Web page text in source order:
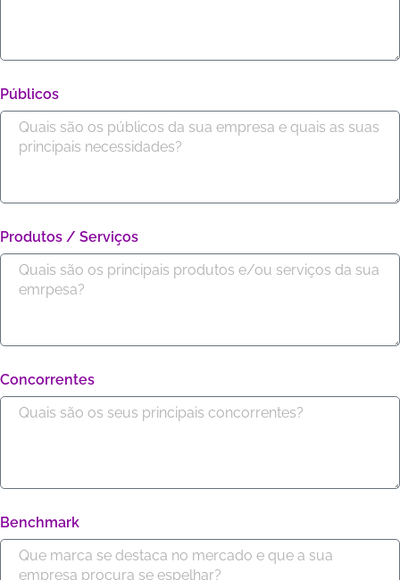
Públicos
Produtos / Serviços
Concorrentes
Benchmark